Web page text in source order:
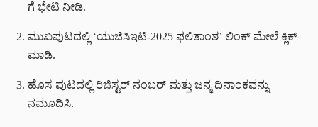
ಗೆ ಭೇಟಿ ನೀಡಿ.
ಮುಖಪುಟದಲ್ಲಿ ‘ಯುಜಿಸಿಇಟಿ-2025 ಫಲಿತಾಂಶ’ ಲಿಂಕ್‌ ಮೇಲೆ ಕ್ಲಿಕ್
ಮಾಡಿ.
ಹೊಸ ಪುಟದಲ್ಲಿ ರಿಜಿಸ್ಟರ್ ನಂಬರ್ ಮತ್ತು ಜನ್ಮ ದಿನಾಂಕವನ್ನು
ನಮೂದಿಸಿ.